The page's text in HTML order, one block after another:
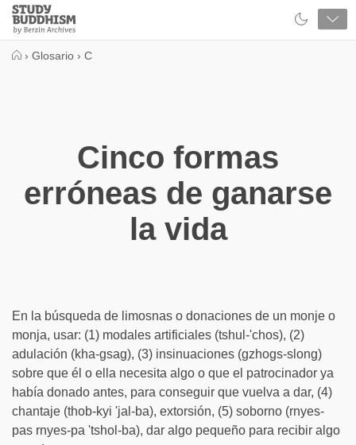
Close
Study
Buddhism
› Glosario › C
Cinco formas
erróneas de ganarse
la vida
En la búsqueda de limosnas o donaciones de un monje o
monja, usar: (1) modales artificiales (tshul-'chos), (2)
adulación (kha-gsag), (3) insinuaciones (gzhogs-slong)
sobre que él o ella necesita algo o que el patrocinador ya
había donado antes, para conseguir que vuelva a dar, (4)
chantaje (thob-kyi 'jal-ba), extorsión, (5) soborno (rnyes-
pas rnyes-pa 'tshol-ba), dar algo pequeño para recibir algo